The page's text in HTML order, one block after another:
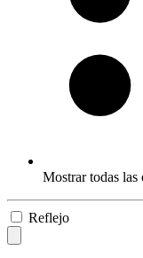
Mostrar todas las
Reflejo